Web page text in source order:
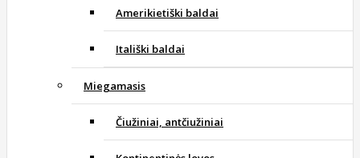
Amerikietiški baldai
Itališki baldai
Miegamasis
Čiužiniai, antčiužiniai